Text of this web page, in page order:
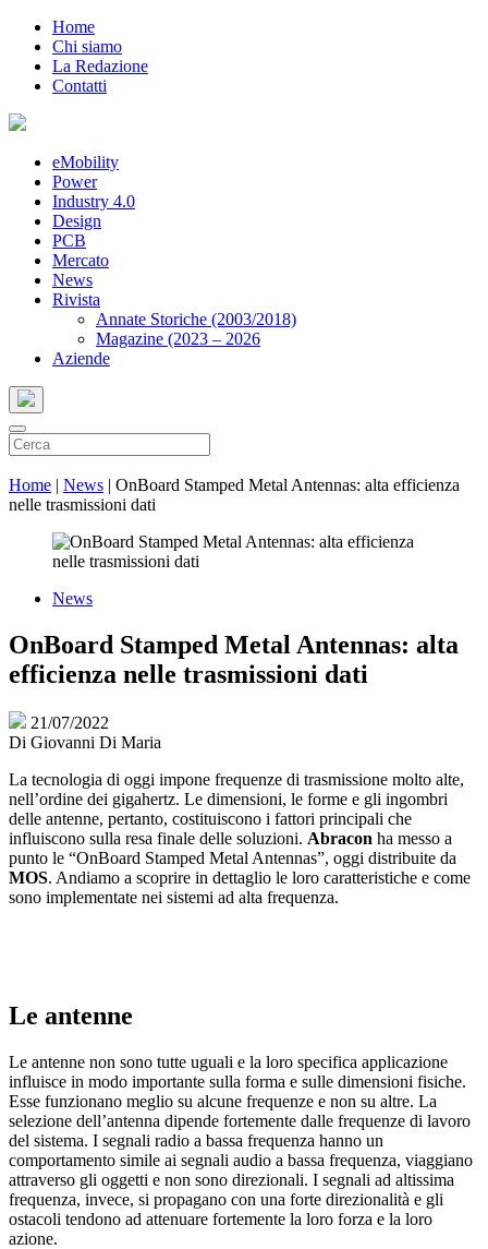
Home
Chi siamo
La Redazione
Contatti
eMobility
Power
Industry 4.0
Design
PCB
Mercato
News
Rivista
Annate Storiche (2003/2018)
Magazine (2023 – 2026
Aziende
Home | News | OnBoard Stamped Metal Antennas: alta efficienza
nelle trasmissioni dati
News
OnBoard Stamped Metal Antennas: alta
efficienza nelle trasmissioni dati
21/07/2022
Di Giovanni Di Maria
La tecnologia di oggi impone frequenze di trasmissione molto alte,
nell’ordine dei gigahertz. Le dimensioni, le forme e gli ingombri
delle antenne, pertanto, costituiscono i fattori principali che
influiscono sulla resa finale delle soluzioni. Abracon ha messo a
punto le “OnBoard Stamped Metal Antennas”, oggi distribuite da
MOS. Andiamo a scoprire in dettaglio le loro caratteristiche e come
sono implementate nei sistemi ad alta frequenza.
Le antenne
Le antenne non sono tutte uguali e la loro specifica applicazione
influisce in modo importante sulla forma e sulle dimensioni fisiche.
Esse funzionano meglio su alcune frequenze e non su altre. La
selezione dell’antenna dipende fortemente dalle frequenze di lavoro
del sistema. I segnali radio a bassa frequenza hanno un
comportamento simile ai segnali audio a bassa frequenza, viaggiano
attraverso gli oggetti e non sono direzionali. I segnali ad altissima
frequenza, invece, si propagano con una forte direzionalità e gli
ostacoli tendono ad attenuare fortemente la loro forza e la loro
azione.